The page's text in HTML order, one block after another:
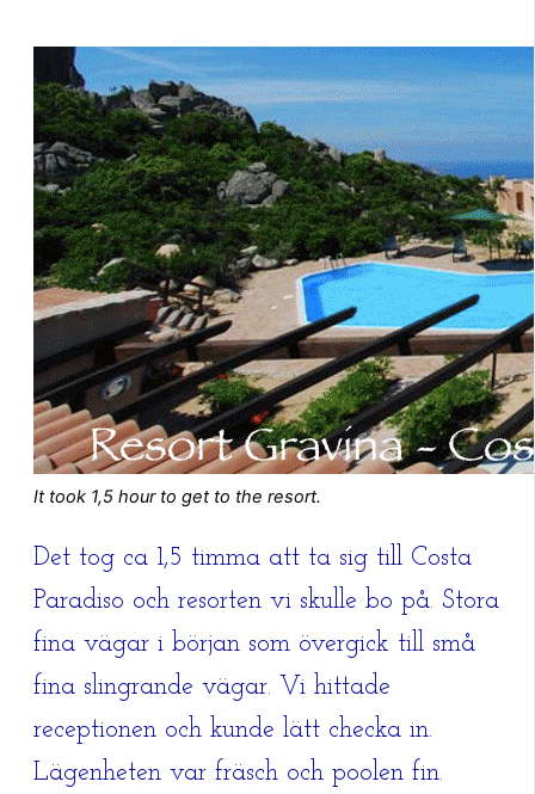
It took 1,5 hour to get to the resort.
Det tog ca 1,5 timma att ta sig till Costa
Paradiso och resorten vi skulle bo på. Stora
fina vägar i början som övergick till små
fina slingrande vägar. Vi hittade
receptionen och kunde lätt checka in.
Lägenheten var fräsch och poolen fin.